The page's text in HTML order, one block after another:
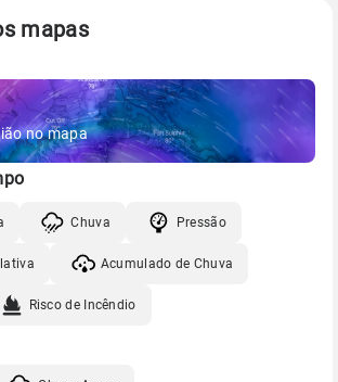
mapas
no mapa
Chuva Pressão
Acumulado de Chuva
Risco de Incêndio